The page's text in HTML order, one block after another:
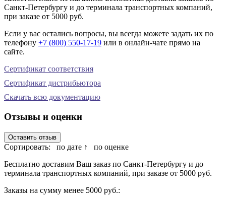
Санкт-Петербургу и до терминала транспортных компаний,
при заказе от 5000 руб.
Если у вас остались вопросы, вы всегда можете задать их по
телефону +7 (800) 550-17-19 или в онлайн-чате прямо на
сайте.
Сертификат соответствия
Сертификат дистрибьютора
Скачать всю документацию
Отзывы и оценки
Оставить отзыв
Сортировать: по дате ↑
по оценке
Бесплатно доставим Ваш заказ по Санкт-Петербургу и до
терминала транспортных компаний, при заказе от 5000 руб.
Заказы на сумму менее 5000 руб.: